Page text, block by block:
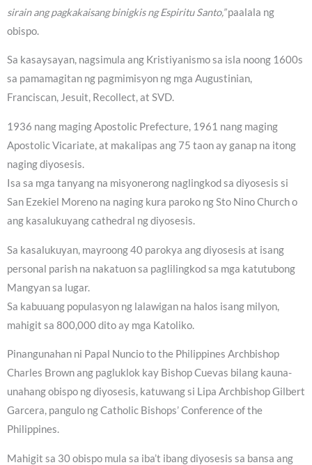
sirain ang pagkakaisang binigkis ng Espiritu Santo,”paalala ng
obispo.
Sa kasaysayan, nagsimula ang Kristiyanismo sa isla noong 1600s
sa pamamagitan ng pagmimisyon ng mga Augustinian,
Franciscan, Jesuit, Recollect, at SVD.
1936 nang maging Apostolic Prefecture, 1961 nang maging
Apostolic Vicariate, at makalipas ang 75 taon ay ganap na itong
naging diyosesis.
Isa sa mga tanyang na misyonerong naglingkod sa diyosesis si
San Ezekiel Moreno na naging kura paroko ng Sto Nino Church o
ang kasalukuyang cathedral ng diyosesis.
Sa kasalukuyan, mayroong 40 parokya ang diyosesis at isang
personal parish na nakatuon sa paglilingkod sa mga katutubong
Mangyan sa lugar.
Sa kabuuang populasyon ng lalawigan na halos isang milyon,
mahigit sa 800,000 dito ay mga Katoliko.
Pinangunahan ni Papal Nuncio to the Philippines Archbishop
Charles Brown ang pagluklok kay Bishop Cuevas bilang kauna-
unahang obispo ng diyosesis, katuwang si Lipa Archbishop Gilbert
Garcera, pangulo ng Catholic Bishops’ Conference of the
Philippines.
Mahigit sa 30 obispo mula sa iba’t ibang diyosesis sa bansa ang